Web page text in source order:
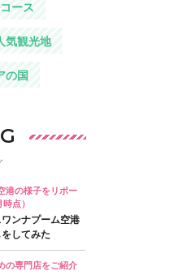
ース
気観光地
の国
港の様子をリポー
点）
ンナプーム空港
してみた
の専門店をご紹介